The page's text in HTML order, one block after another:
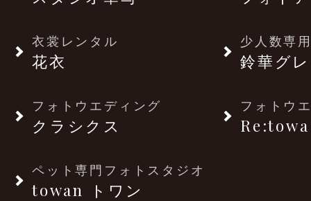
衣裳レンタル
花衣
少人数専
鈴華グ
フォトウエディング
クラシクス
フォトウ
Re:towa
ペット専門フォトスタジオ
towan トワン